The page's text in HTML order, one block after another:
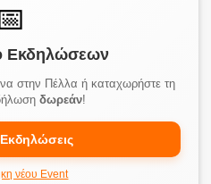
Εκδηλώσεων
στην Πέλλα ή καταχωρήστε τη
δωρεάν!
Εκδηλώσεις
νέου Event